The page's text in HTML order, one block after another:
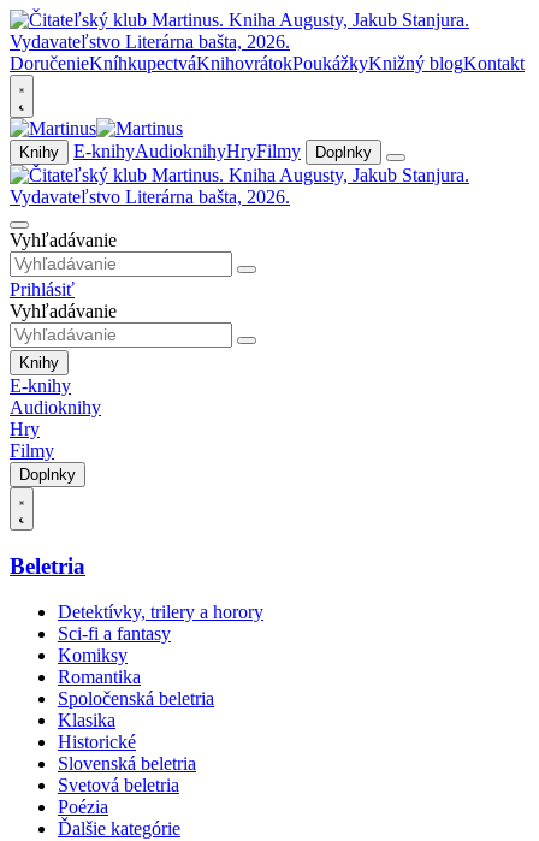
DoručenieKníhkupectváKnihovrátokPoukážkyKnižný blogKontakt
Knihy E-knihyAudioknihyHryFilmy Doplnky
Vyhľadávanie
Prihlásiť
Vyhľadávanie
Knihy
E-knihy
Audioknihy
Hry
Filmy
Doplnky
Beletria
Detektívky, trilery a horory
Sci-fi a fantasy
Komiksy
Romantika
Spoločenská beletria
Klasika
Historické
Slovenská beletria
Svetová beletria
Poézia
Ďalšie kategórie